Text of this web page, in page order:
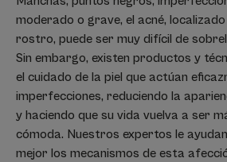
moderado o grave, el acné,
rostro, puede ser muy difícil de
Sin embargo, existen productos y
el cuidado de la piel que actúan
imperfecciones, reduciendo la
y haciendo que su vida vuelva a ser
cómoda. Nuestros expertos le
mejor los mecanismos de esta